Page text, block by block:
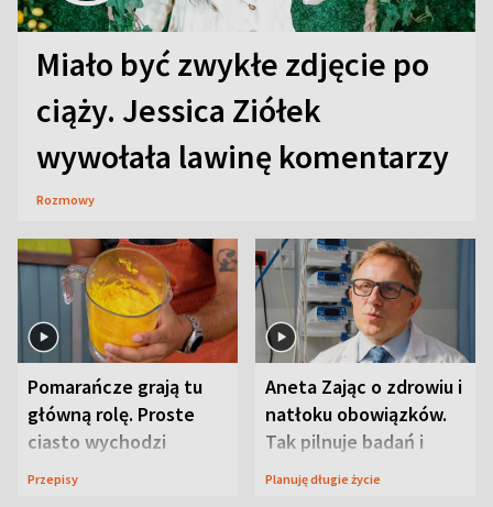
Miało być zwykłe zdjęcie po
ciąży. Jessica Ziółek
wywołała lawinę komentarzy
Rozmowy
Pomarańcze grają tu
główną rolę. Proste
ciasto wychodzi
wyjątkowo wilgotne
Przepisy
Aneta Zając o zdrowiu i
natłoku obowiązków.
Tak pilnuje badań i
wizyt
Planuję długie życie